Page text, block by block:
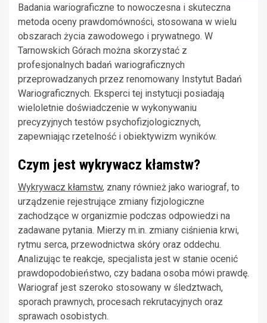
Badania wariograficzne to nowoczesna i skuteczna
metoda oceny prawdomówności, stosowana w wielu
obszarach życia zawodowego i prywatnego. W
Tarnowskich Górach można skorzystać z
profesjonalnych badań wariograficznych
przeprowadzanych przez renomowany Instytut Badań
Wariograficznych. Eksperci tej instytucji posiadają
wieloletnie doświadczenie w wykonywaniu
precyzyjnych testów psychofizjologicznych,
zapewniając rzetelność i obiektywizm wyników.
Czym jest wykrywacz kłamstw?
Wykrywacz kłamstw, znany również jako wariograf, to
urządzenie rejestrujące zmiany fizjologiczne
zachodzące w organizmie podczas odpowiedzi na
zadawane pytania. Mierzy m.in. zmiany ciśnienia krwi,
rytmu serca, przewodnictwa skóry oraz oddechu.
Analizując te reakcje, specjalista jest w stanie ocenić
prawdopodobieństwo, czy badana osoba mówi prawdę.
Wariograf jest szeroko stosowany w śledztwach,
sporach prawnych, procesach rekrutacyjnych oraz
sprawach osobistych.